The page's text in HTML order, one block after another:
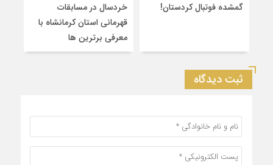
گمشده فوتبال کردستان!
خردسال در مسابقات
قهرمانی استان کرمانشاه با
معرفی برترین‌ ها
ثبت دیدگاه